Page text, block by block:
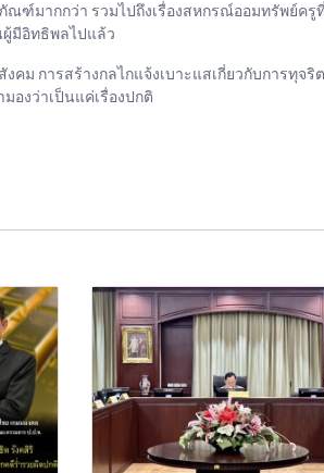
ฑ์มากกว่า รวมไปถึงเรื่องสหกรณ์ออมทรัพย์ครู
ผู้มีอิทธิพลไปแล้ว
การสร้างกลไกแจ้งเบาะแสเกี่ยวกับการทุจริต
องว่าเป็นแค่เรื่องปกติ